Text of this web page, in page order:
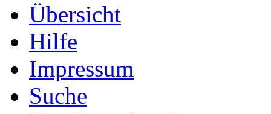
Übersicht
Hilfe
Impressum
Suche